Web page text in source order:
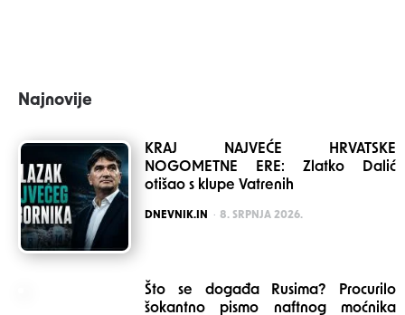
Najnovije
KRAJ NAJVEĆE HRVATSKE
NOGOMETNE ERE: Zlatko Dalić
otišao s klupe Vatrenih
POSTED
DNEVNIK.IN 8. SRPNJA 2026.
Što se događa Rusima? Procurilo
šokantno pismo naftnog moćnika